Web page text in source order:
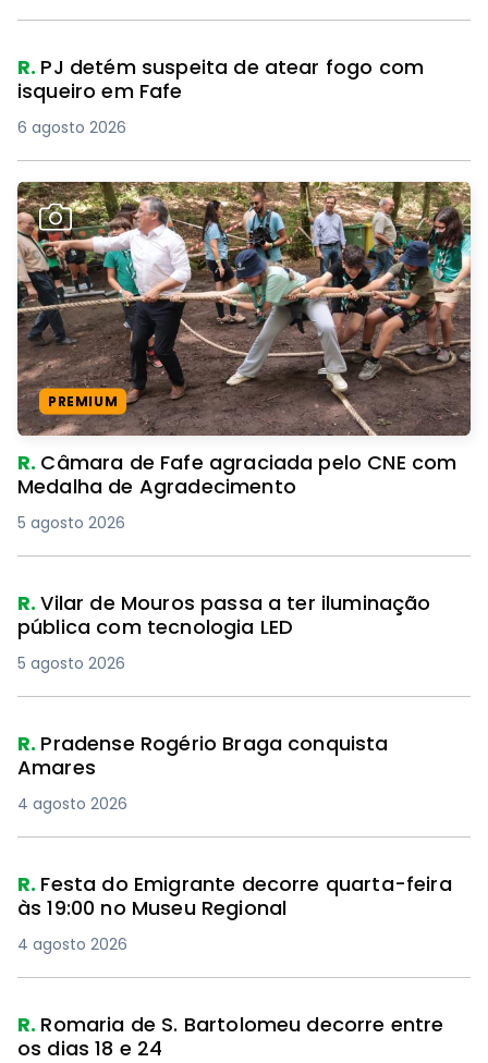
R. PJ detém suspeita de atear fogo com
isqueiro em Fafe
6 agosto 2026
PREMIUM
R. Câmara de Fafe agraciada pelo CNE com
Medalha de Agradecimento
5 agosto 2026
R.Vilar de Mouros passa a ter iluminação
pública com tecnologia LED
5 agosto 2026
R. Pradense Rogério Braga conquista
Amares
4 agosto 2026
R. Festa do Emigrante decorre quarta-feira
às 19:00 no Museu Regional
4 agosto 2026
R. Romaria de S. Bartolomeu decorre entre
os dias 18 e 24